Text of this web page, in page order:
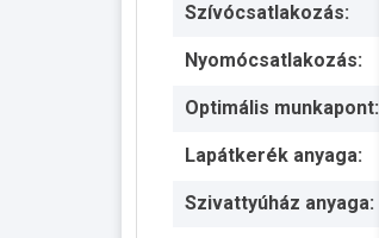
Szívócsatlakozás:
Nyomócsatlakozás:
Optimális munkapont:
Lapátkerék anyaga:
Szivattyúház anyaga: